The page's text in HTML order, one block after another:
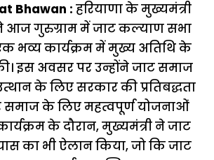
Bhawan : हरियाणा के मुख्यमंत्री
आज गुरुग्राम में जाट कल्याण सभा
भव्य कार्यक्रम में मुख्य अतिथि के
इस अवसर पर उन्होंने जाट समाज
के लिए सरकार की प्रतिबद्धता
समाज के लिए महत्वपूर्ण योजनाओं
के दौरान, मुख्यमंत्री ने जाट
का भी ऐलान किया, जो कि जाट